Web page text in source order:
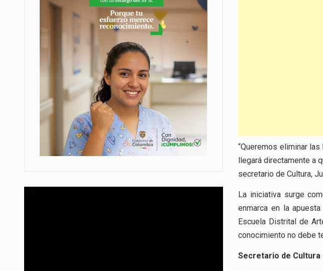
“Queremos eliminar
llegará directamente a
secretario de Cultura,
La iniciativa surge
enmarca en la
Escuela Distrital de
conocimiento no debe
Secretario de Cultura